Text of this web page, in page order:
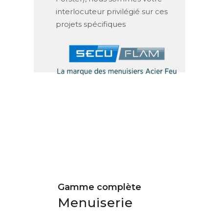
interlocuteur privilégié sur ces
projets spécifiques
Gamme complète
Menuiserie